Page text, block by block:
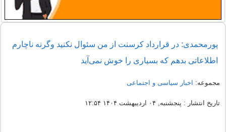
پورمحمدی: در قرارداد کرسنت از من سئوال نکنید وگرنه ناچارم
اطلاعاتی بدهم که بسیاری را خوش نمی‌آید
مجموعه: اخبار سیاسی و اجتماعی
تاریخ انتشار : پنجشنبه, ۰۴ اردیبهشت ۱۴۰۴ ۱۲:۵۴